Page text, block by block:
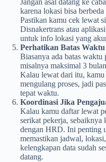
Jangan asal datang ke
karena lokasi bisa
Pastikan kamu cek lewat
Disnakertrans atau
untuk info lokasi yang
Perhatikan Batas
Biasanya ada batas waktu
misalnya maksimal 3
Kalau lewat dari itu, kamu
mengulang proses, jadi
tepat waktu.
Koordinasi Jika
Kalau kamu daftar lewat
serikat pekerja, sebaiknya
dengan HRD. Ini penting
memastikan jadwal,
kelengkapan data sudah
datang.